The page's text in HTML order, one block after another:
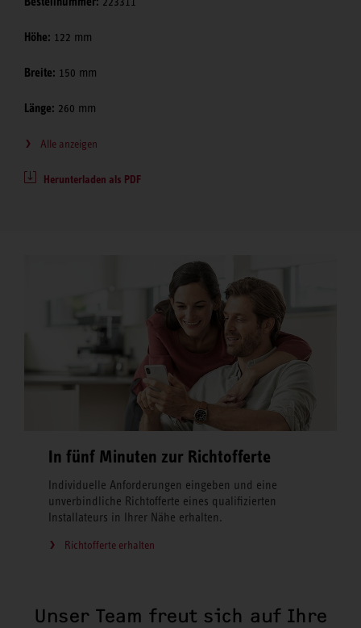
Höhe: 122 mm
Breite: 150 mm
Länge: 260 mm
Alle anzeigen
Herunterladen als PDF
In fünf Minuten zur Richtofferte
Individuelle Anforderungen eingeben und eine
unverbindliche Richtofferte eines qualifizierten
Installateurs in Ihrer Nähe erhalten.
Richtofferte erhalten
Unser Team freut sich auf Ihre